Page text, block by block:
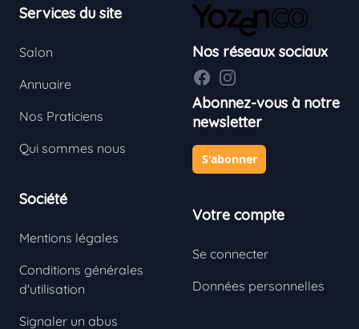
Services du site
Salon
Annuaire
Nos Praticiens
Qui sommes nous
Société
Mentions légales
Conditions générales
d'utilisation
Signaler un abus
Nos réseaux sociaux
FacebookInstagram
Abonnez-vous à notre
newsletter
S'abonner
Votre compte
Se connecter
Données personnelles